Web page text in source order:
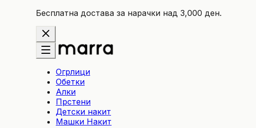
Бесплатна достава за нарачки над 3,000 ден.
Огрлици
Обетки
Алки
Прстени
Детски накит
Машки Накит